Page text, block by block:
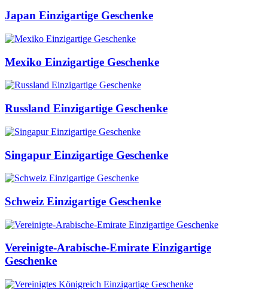
Japan Einzigartige Geschenke
Mexiko Einzigartige Geschenke
Russland Einzigartige Geschenke
Singapur Einzigartige Geschenke
Schweiz Einzigartige Geschenke
Vereinigte-Arabische-Emirate Einzigartige
Geschenke